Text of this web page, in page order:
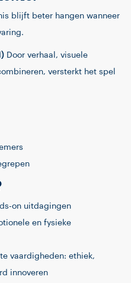
blijft beter hangen wanneer
Door verhaal, visuele
versterkt het spel
on uitdagingen
en fysieke
vaardigheden: ethiek,
innoveren